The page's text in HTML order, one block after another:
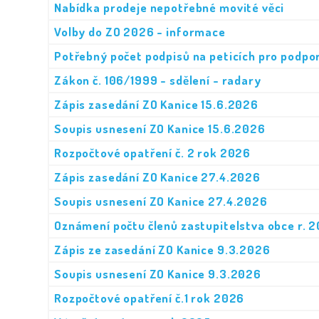
Nabídka prodeje nepotřebné movité věci
Volby do ZO 2026 - informace
Potřebný počet podpisů na peticích pro
Zákon č. 106/1999 - sdělení - radary
Zápis zasedání ZO Kanice 15.6.2026
Soupis usnesení ZO Kanice 15.6.2026
Rozpočtové opatření č. 2 rok 2026
Zápis zasedání ZO Kanice 27.4.2026
Soupis usnesení ZO Kanice 27.4.2026
Oznámení počtu členů zastupitelstva obce r.
Zápis ze zasedání ZO Kanice 9.3.2026
Soupis usnesení ZO Kanice 9.3.2026
Rozpočtové opatření č.1 rok 2026